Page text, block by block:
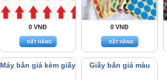
0 VNĐ 0 VNĐ
Máy bắn giá kèm giấy Giấy bắn giá màu